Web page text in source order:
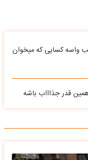
واسه کسایی که میخوان
قدر جذاااب باشه